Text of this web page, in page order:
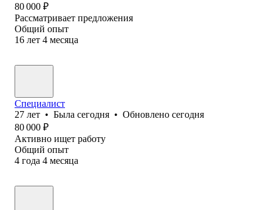
80 000 ₽
Рассматривает предложения
Общий опыт
16 лет 4 месяца
Специалист
27 лет • Была сегодня • Обновлено сегодня
80 000 ₽
Активно ищет работу
Общий опыт
4 года 4 месяца